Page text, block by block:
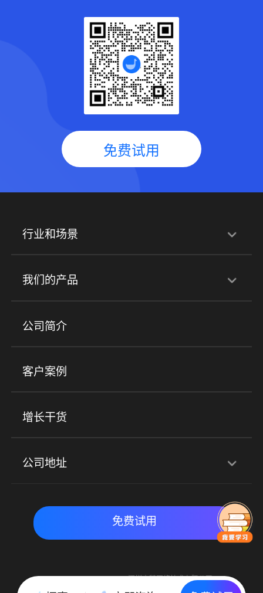
免费试用
行业和场景
行业解决方案
培训机构 职业技能培训 兴趣培训
金融行业
心理机构
实时私域带货 数字化运营
我们的产品
产品
小程序商城 ERP 企微SCRM
社群圈子
公司简介
客户案例
增长干货
公司地址
北京地址：北京市朝阳区朝外大街乙6号23层
免费试用
Copyright © 2015-2018 深圳小鹅网络技术有限公司
All Rights Reserved. 粤ICP备15020529号